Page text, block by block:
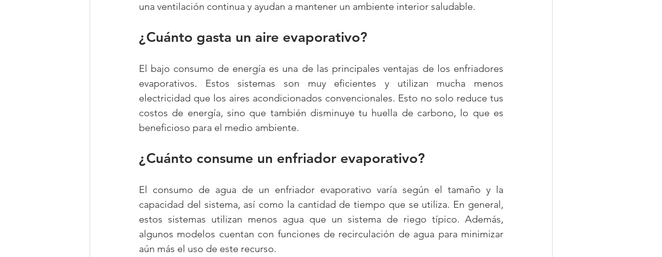
una ventilación continua y ayudan a mantener un ambiente interior saludable.
¿Cuánto gasta un aire evaporativo?
El bajo consumo de energía es una de las principales ventajas de los enfriadores
evaporativos. Estos sistemas son muy eficientes y utilizan mucha menos
electricidad que los aires acondicionados convencionales. Esto no solo reduce tus
costos de energía, sino que también disminuye tu huella de carbono, lo que es
beneficioso para el medio ambiente.
¿Cuánto consume un enfriador evaporativo?
El consumo de agua de un enfriador evaporativo varía según el tamaño y la
capacidad del sistema, así como la cantidad de tiempo que se utiliza. En general,
estos sistemas utilizan menos agua que un sistema de riego típico. Además,
algunos modelos cuentan con funciones de recirculación de agua para minimizar
aún más el uso de este recurso.